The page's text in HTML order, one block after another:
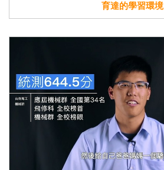
育達的學習環境